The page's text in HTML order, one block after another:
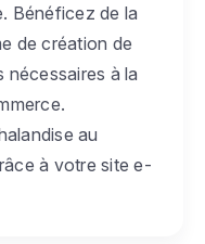
Bénéficez de la
de création de
à la
au
à votre site e-